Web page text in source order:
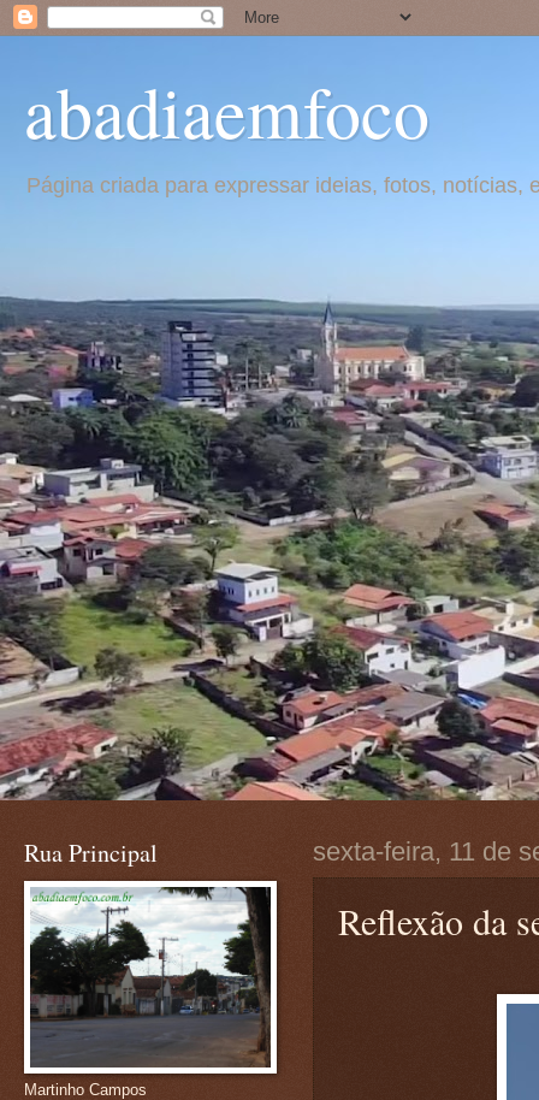
abadiaemfoco
Página criada para expressar ideias, fotos,
sexta-feira, 11 de
Reflexão da
Rua Principal
Martinho Campos